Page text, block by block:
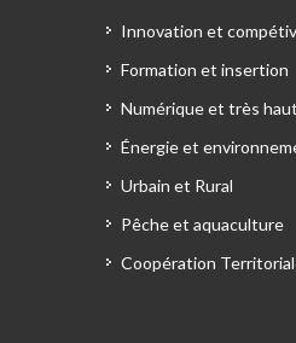
Innovation et
Formation et insertion
Numérique et très
Énergie et
Urbain et Rural
Pêche et aquaculture
Coopération